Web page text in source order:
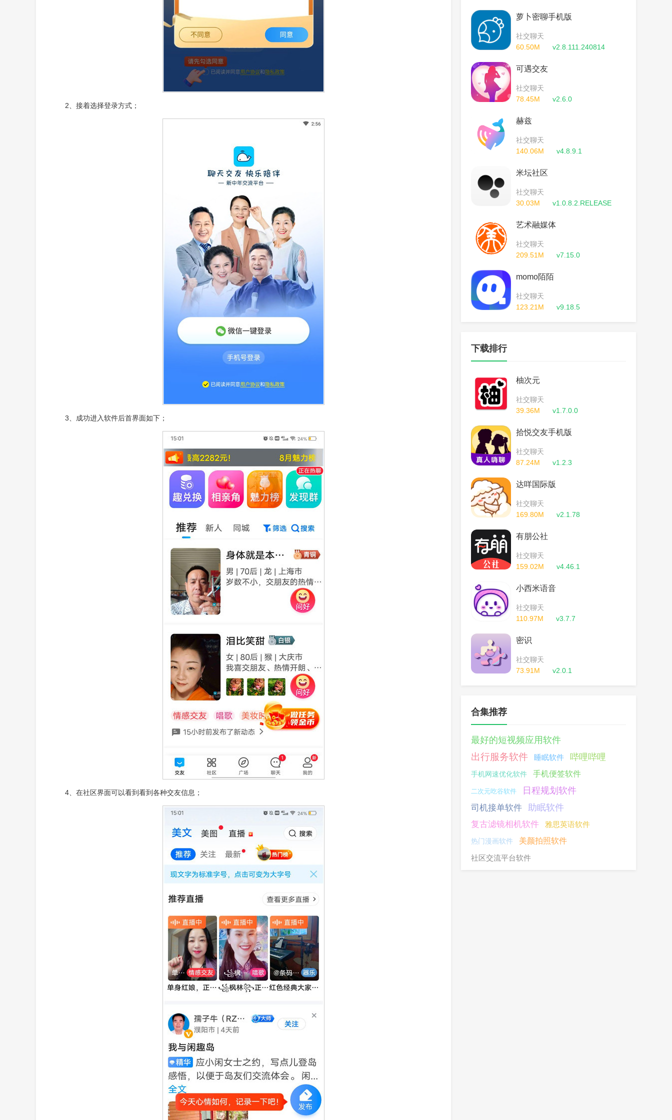
2、接着选择登录方式；
3、成功进入软件后首界面如下；
4、在社区界面可以看到看到各种交友信息；
萝卜密聊手机版
社交聊天
60.50M
v2.8.111.240814
可遇交友
社交聊天
78.45M
v2.6.0
赫兹
社交聊天
140.06M
v4.8.9.1
米坛社区
社交聊天
30.03M
v1.0.8.2.RELEASE
艺术融媒体
社交聊天
209.51M
v7.15.0
momo陌陌
社交聊天
123.21M
v9.18.5
下载排行
柚次元
社交聊天
39.36M
v1.7.0.0
拾悦交友手机版
社交聊天
87.24M
v1.2.3
达咩国际版
社交聊天
169.80M
v2.1.78
有朋公社
社交聊天
159.02M
v4.46.1
小西米语音
社交聊天
110.97M
v3.7.7
密识
社交聊天
73.91M
v2.0.1
合集推荐
最好的短视频应用软件
出行服务软件 睡眠软件 哔哩哔哩
手机网速优化软件 手机便签软件
二次元吃谷软件 日程规划软件
司机接单软件 助眠软件
复古滤镜相机软件 雅思英语软件
热门漫画软件
美颜拍照软件
社区交流平台软件